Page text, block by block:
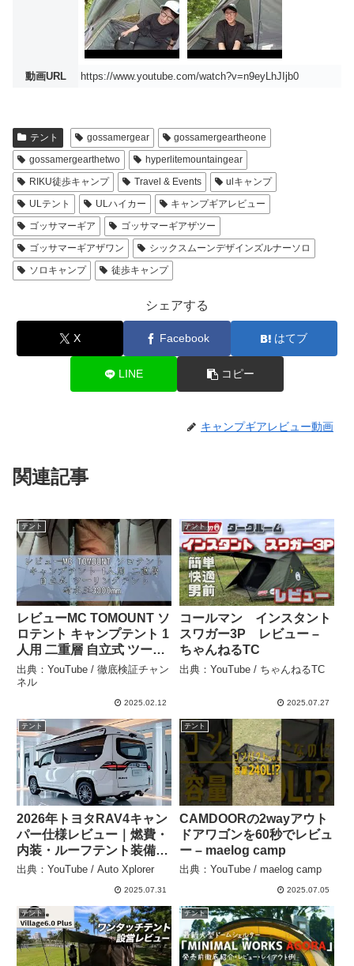
動画URL https://www.youtube.com/watch?v=n9eyLhJIjb0
テント gossamergear
gossamergeartheone
gossamergearthetwo
hyperlitemountaingear
RIKU徒歩キャンプ
Travel & Events
ulキャンプ
ULテント
ULハイカー
キャンプギアレビュー
ゴッサマーギア
ゴッサマーギアザツー
ゴッサマーギアザワン
シックスムーンデザインズルナーソロ
ソロキャンプ
徒歩キャンプ
シェアする
X Facebook はてブ
LINE コピー
キャンプギアレビュー動画
関連記事
テント
レビューMC TOMOUNT ソ
ロテント キャンプテント 1
人用 二重層 自立式 ツーリ
ングテント 耐水圧
3000mm 通気 防風 軽量 コ
ンパクト アウトドアテン
4シー – 徹底検証チャンネ
ル
出典：YouTube / 徹底検証チャン
ネル
2025.02.12
テント
コールマン インスタント
スワガー3P レビュー –
ちゃんねるTC
出典：YouTube / ちゃんねるTC
2025.07.27
テント
2026年トヨタRAV4キャン
パー仕様レビュー｜燃費・
内装・ルーフテント装備で
究極の車中泊SUV登場！ –
出典：YouTube / Auto Xplorer
2025.07.31
テント
CAMDOORの2wayアウト
ドアワゴンを60秒でレビュ
ー – maelog camp
出典：YouTube / maelog camp
2025.07.05
テント テント